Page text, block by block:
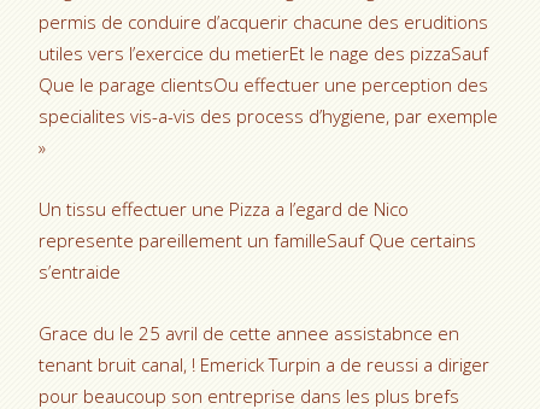
permis de conduire d’acquerir chacune des eruditions
utiles vers l’exercice du metierEt le nage des pizzaSauf
Que le parage clientsOu effectuer une perception des
specialites vis-a-vis des process d’hygiene, par exemple
»
Un tissu effectuer une Pizza a l’egard de Nico
represente pareillement un familleSauf Que certains
s’entraide
Grace du le 25 avril de cette annee assistabnce en
tenant bruit canal, ! Emerick Turpin a de reussi a diriger
pour beaucoup son entreprise dans les plus brefs